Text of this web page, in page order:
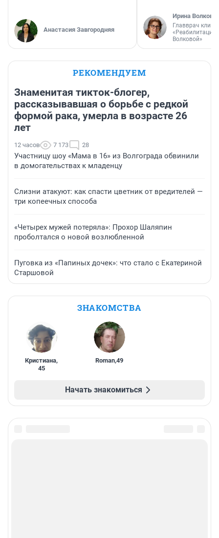
Анастасия Завгородняя
Ирина Волкова
Главврач
«Реабилитация
Волковой»
РЕКОМЕНДУЕМ
Знаменитая тикток-блогер,
рассказывавшая о борьбе с редкой
формой рака, умерла в возрасте 26
лет
12 часов 7 173 28
Участницу шоу «Мама в 16» из Волгограда обвинили
в домогательствах к младенцу
Слизни атакуют: как спасти цветник от вредителей —
три копеечных способа
«Четырех мужей потеряла»: Прохор Шаляпин
проболтался о новой возлюбленной
Пуговка из «Папиных дочек»: что стало с Екатериной
Старшовой
ЗНАКОМСТВА
Кристиана,
45
Roman,49
Начать знакомиться